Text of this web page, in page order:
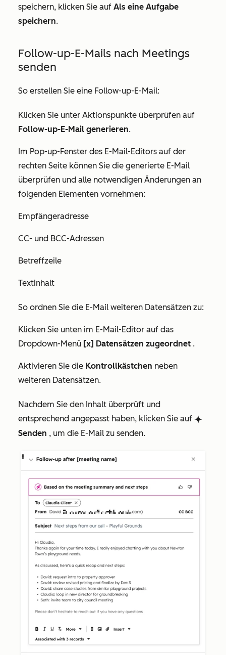
speichern, klicken Sie auf Als eine Aufgabe
speichern.
Follow-up-E-Mails nach Meetings
senden
So erstellen Sie eine Follow-up-E-Mail:
Klicken Sie unter Aktionspunkte überprüfen auf
Follow-up-E-Mail generieren.
Im Pop-up-Fenster des E-Mail-Editors auf der
rechten Seite können Sie die generierte E-Mail
überprüfen und alle notwendigen Änderungen an
folgenden Elementen vornehmen:
Empfängeradresse
CC- und BCC-Adressen
Betreffzeile
Textinhalt
So ordnen Sie die E-Mail weiteren Datensätzen zu:
Klicken Sie unten im E-Mail-Editor auf das
Dropdown-Menü [x] Datensätzen zugeordnet .
Aktivieren Sie die Kontrollkästchen neben
weiteren Datensätzen.
Nachdem Sie den Inhalt überprüft und
entsprechend angepasst haben, klicken Sie auf breezeSingleStar
Senden , um die E-Mail zu senden.